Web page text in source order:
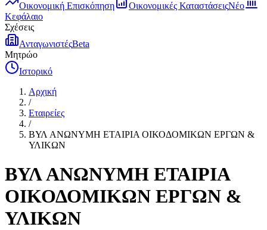
Οικονομική Επισκόπηση
Οικονομικές ΚαταστάσειςΝέο
Κεφάλαιο
Σχέσεις
ΑνταγωνιστέςBeta
Μητρώο
Ιστορικό
Αρχική
/
Εταιρείες
/
ΒΥΛ ΑΝΩΝΥΜΗ ΕΤΑΙΡΙΑ ΟΙΚΟΔΟΜΙΚΩΝ ΕΡΓΩΝ &
ΥΛΙΚΩΝ
ΒΥΛ ΑΝΩΝΥΜΗ ΕΤΑΙΡΙΑ
ΟΙΚΟΔΟΜΙΚΩΝ ΕΡΓΩΝ &
ΥΛΙΚΩΝ